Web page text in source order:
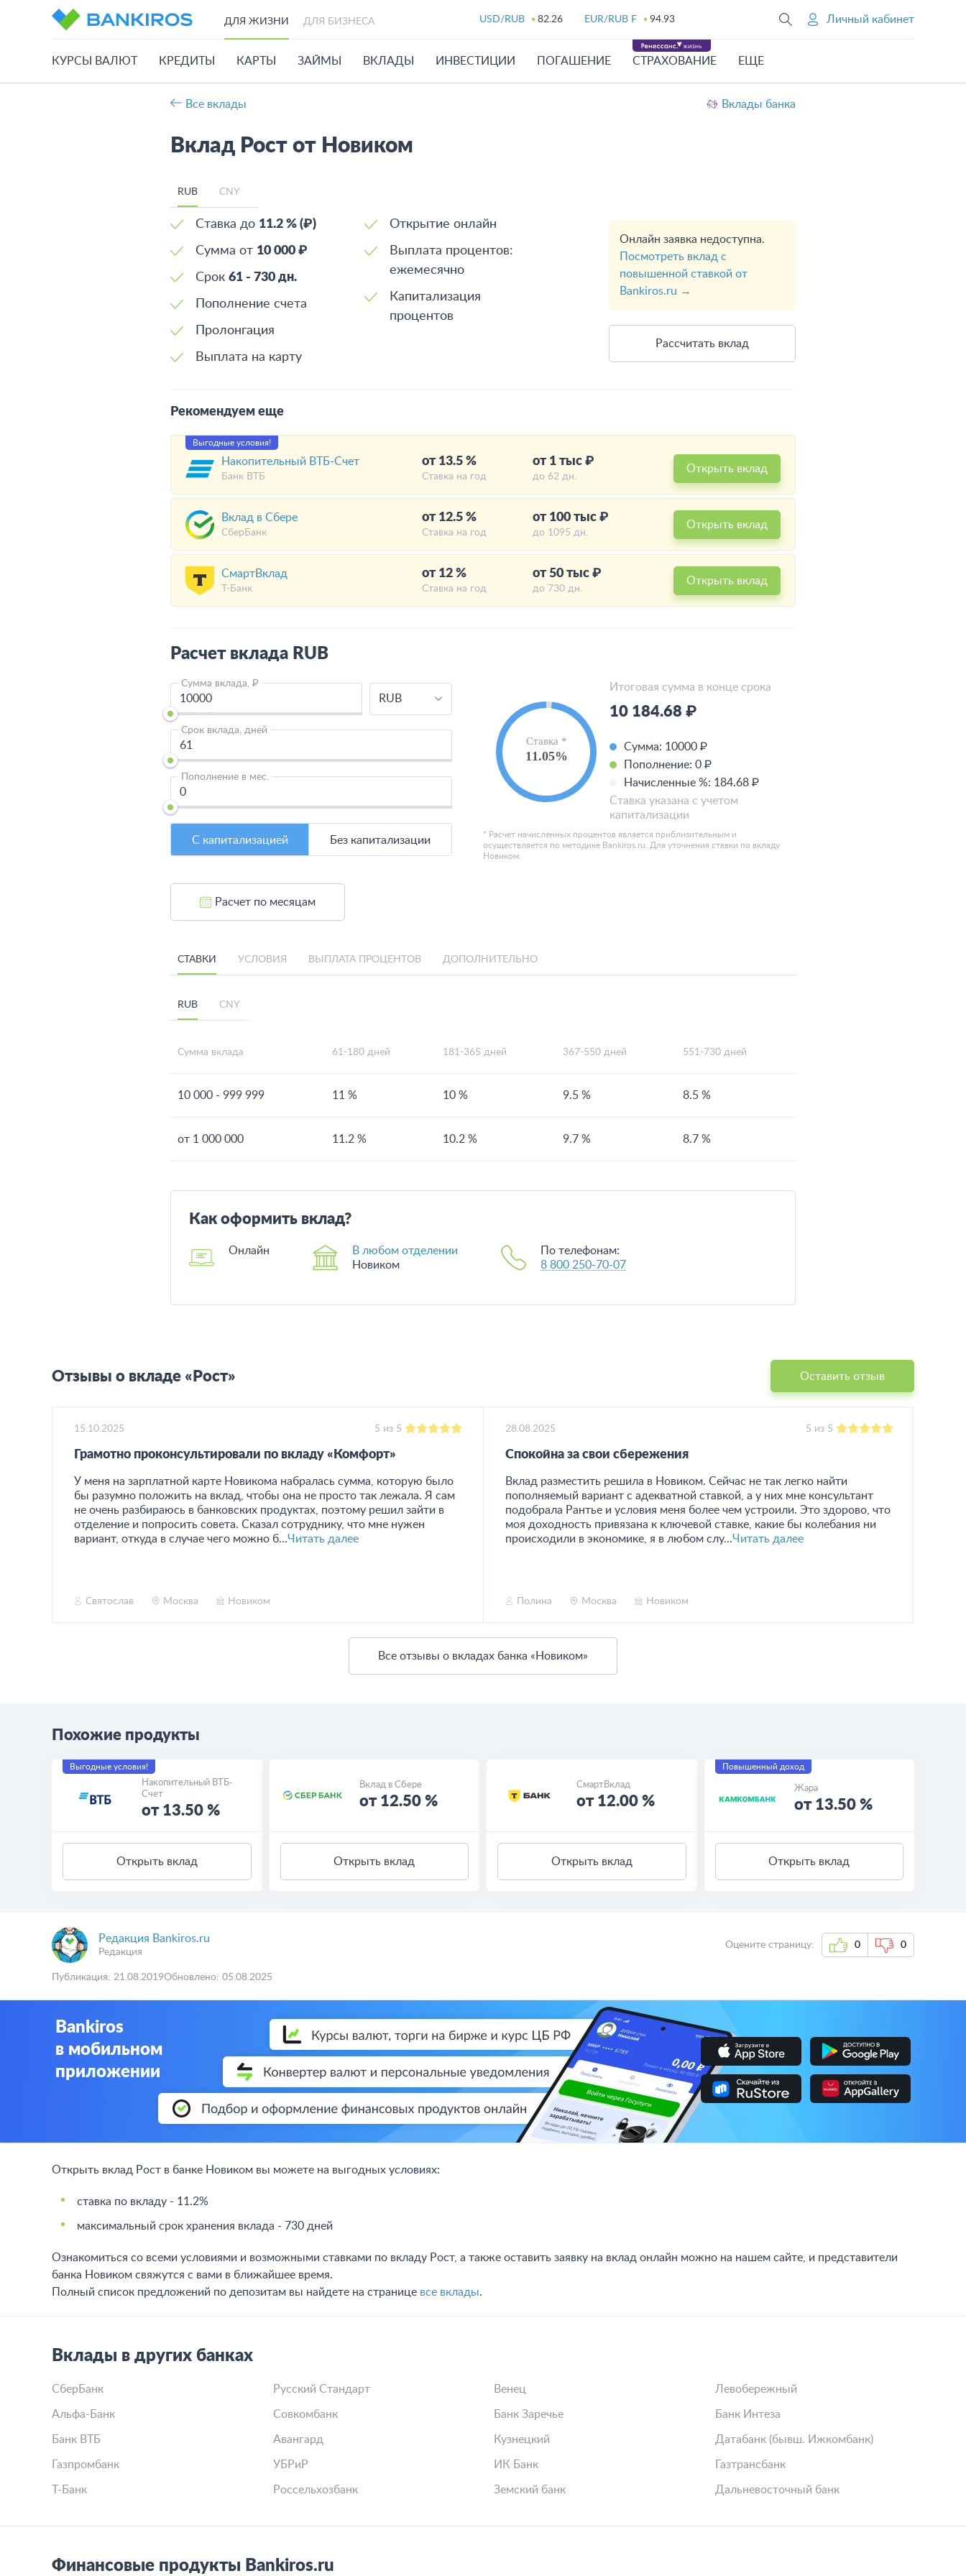
ДЛЯ ЖИЗНИ ДЛЯ БИЗНЕСА USD/RUB 82.26 EUR/RUB F 94.93 Личный кабинет
КУРСЫ ВАЛЮТ КРЕДИТЫ КАРТЫ ЗАЙМЫ ВКЛАДЫ ИНВЕСТИЦИИ ПОГАШЕНИЕ СТРАХОВАНИЕ ЕЩЕ
Все вклады Вклады банка
Вклад Рост от Новиком
RUB CNY
Ставка до 11.2 % (₽)
Сумма от 10 000 ₽
Срок 61 - 730 дн.
Пополнение счета
Пролонгация
Выплата на карту
Открытие онлайн
Выплата процентов:
ежемесячно
Капитализация
процентов
Онлайн заявка недоступна.
Посмотреть вклад с
повышенной ставкой от
Bankiros.ru →
Рассчитать вклад
Рекомендуем еще
Выгодные условия!
Накопительный ВТБ-Счет
Банк ВТБ
от 13.5 %
Ставка на год
от 1 тыс ₽
до 62 дн.
Открыть вклад
Вклад в Сбере
СберБанк
от 12.5 %
Ставка на год
от 100 тыс ₽
до 1095 дн.
Открыть вклад
СмартВклад
Т-Банк
от 12 %
Ставка на год
от 50 тыс ₽
до 730 дн.
Открыть вклад
Расчет вклада RUB
Сумма вклада, ₽
RUB
Срок вклада, дней
Пополнение в мес.
С капитализацией Без капитализации
11.05%
Ставка *
Итоговая сумма в конце срока
10 184.68 ₽
Сумма: 10000 ₽
Пополнение:0 ₽
Начисленные %: 184.68 ₽
Ставка указана с учетом
капитализации
* Расчет начисленных процентов является приблизительным и
осуществляется по методике Bankiros.ru. Для уточнения ставки по вкладу
Новиком.
Расчет по месяцам
СТАВКИ УСЛОВИЯ ВЫПЛАТА ПРОЦЕНТОВ ДОПОЛНИТЕЛЬНО
RUB CNY
Сумма вклада 61-180 дней 181-365 дней 367-550 дней 551-730 дней
10 000 - 999 999 11 % 10 % 9.5 % 8.5 %
от 1 000 000 11.2 % 10.2 % 9.7 % 8.7 %
Как оформить вклад?
Онлайн
В любом отделении
Новиком
По телефонам:
8 800 250-70-07
Отзывы о вкладе «Рост» Оставить отзыв
15.10.2025 5 из 5
Грамотно проконсультировали по вкладу «Комфорт»
У меня на зарплатной карте Новикома набралась сумма, которую было
бы разумно положить на вклад, чтобы она не просто так лежала. Я сам
не очень разбираюсь в банковских продуктах, поэтому решил зайти в
отделение и попросить совета. Сказал сотруднику, что мне нужен
вариант, откуда в случае чего можно б...Читать далее
Святослав Москва Новиком
28.08.2025 5 из 5
Спокойна за свои сбережения
Вклад разместить решила в Новиком. Сейчас не так легко найти
пополняемый вариант с адекватной ставкой, а у них мне консультант
подобрала Рантье и условия меня более чем устроили. Это здорово, что
моя доходность привязана к ключевой ставке, какие бы колебания ни
происходили в экономике, я в любом слу...Читать далее
Полина Москва Новиком
Все отзывы о вкладах банка «Новиком»
Похожие продукты
Выгодные условия!
Накопительный ВТБ-
Счет
от 13.50 %
Открыть вклад
Вклад в Сбере
от 12.50 %
Открыть вклад
СмартВклад
от 12.00 %
Открыть вклад
Повышенный доход
Жара
от 13.50 %
Открыть вклад
Редакция Bankiros.ru
Редакция
Оцените страницу: 0 0
Публикация: 21.08.2019Обновлено: 05.08.2025
Bankiros
в мобильном
приложении
Открыть вклад Рост в банке Новиком вы можете на выгодных условиях:
ставка по вкладу - 11.2%
максимальный срок хранения вклада - 730 дней
Ознакомиться со всеми условиями и возможными ставками по вкладу Рост, а также оставить заявку на вклад онлайн можно на нашем сайте, и представители
банка Новиком свяжутся с вами в ближайшее время.
Полный список предложений по депозитам вы найдете на странице все вклады.
Вклады в других банках
СберБанк
Альфа-Банк
Банк ВТБ
Газпромбанк
Т-Банк
Русский Стандарт
Совкомбанк
Авангард
УБРиР
Россельхозбанк
Венец
Банк Заречье
Кузнецкий
ИК Банк
Земский банк
Левобережный
Банк Интеза
Датабанк (бывш. Ижкомбанк)
Газтрансбанк
Дальневосточный банк
Финансовые продукты Bankiros.ru